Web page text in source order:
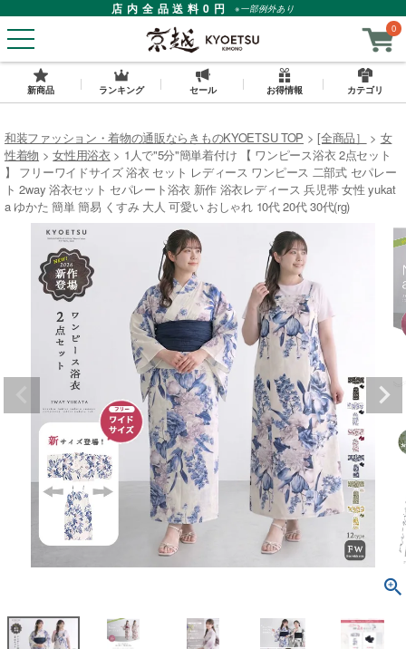
店内全品送料0円
※一部例外あり
0
新商品 ランキング セール お得情報 カテゴリ
和装ファッション・着物の通販ならきものKYOETSU TOP [全商品］
女
性着物
女性用浴衣
1人で"5分"簡単着付け 【 ワンピース浴衣 2点セット
】 フリーワイドサイズ 浴衣 セット レディース ワンピース 二部式 セパレー
ト 2way 浴衣セット セパレート浴衣 新作 浴衣レディース 兵児帯 女性 yukat
a ゆかた 簡単 簡易 くすみ 大人 可愛い おしゃれ 10代 20代 30代(rg)